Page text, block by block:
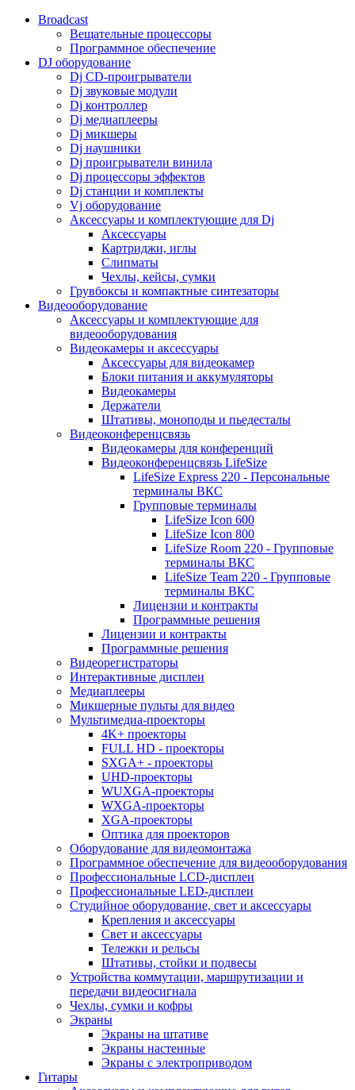
Broadcast
Вещательные процессоры
Программное обеспечение
DJ оборудование
Dj CD-проигрыватели
Dj звуковые модули
Dj контроллер
Dj медиаплееры
Dj микшеры
Dj наушники
Dj проигрыватели винила
Dj процессоры эффектов
Dj станции и комплекты
Vj оборудование
Аксессуары и комплектующие для Dj
Аксессуары
Картриджи, иглы
Слипматы
Чехлы, кейсы, сумки
Грувбоксы и компактные синтезаторы
Видеооборудование
Аксессуары и комплектующие для
видеооборудования
Видеокамеры и аксессуары
Аксессуары для видеокамер
Блоки питания и аккумуляторы
Видеокамеры
Держатели
Штативы, моноподы и пьедесталы
Видеоконференцсвязь
Видеокамеры для конференций
Видеоконференцсвязь LifeSize
LifeSize Express 220 - Персональные
терминалы ВКС
Групповые терминалы
LifeSize Icon 600
LifeSize Icon 800
LifeSize Room 220 - Групповые
терминалы ВКС
LifeSize Team 220 - Групповые
терминалы ВКС
Лицензии и контракты
Программные решения
Лицензии и контракты
Программные решения
Видеорегистраторы
Интерактивные дисплеи
Медиаплееры
Микшерные пульты для видео
Мультимедиа-проекторы
4K+ проекторы
FULL HD - проекторы
SXGA+ - проекторы
UHD-проекторы
WUXGA-проекторы
WXGA-проекторы
XGA-проекторы
Оптика для проекторов
Оборудование для видеомонтажа
Программное обеспечение для видеооборудования
Профессиональные LCD-дисплеи
Профессиональные LED-дисплеи
Студийное оборудование, свет и аксессуары
Крепления и аксессуары
Свет и аксессуары
Тележки и рельсы
Штативы, стойки и подвесы
Устройства коммутации, маршрутизации и
передачи видеосигнала
Чехлы, сумки и кофры
Экраны
Экраны на штативе
Экраны настенные
Экраны с электроприводом
Гитары